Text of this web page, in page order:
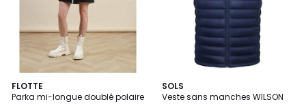
FLOTTE
Parka mi-longue doublé polaire
5
/
SOLS
Veste sans manches WILSON
2
Couleurs